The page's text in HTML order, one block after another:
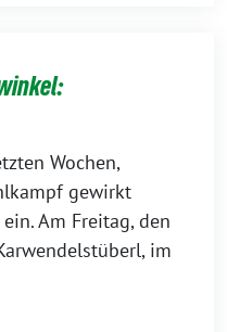
Wochen,
gewirkt
Am Freitag, den
im